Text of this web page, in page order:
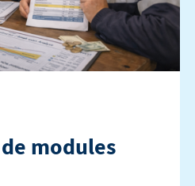
modules